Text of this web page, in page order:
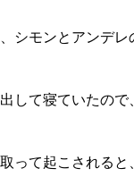
シモンとアンデ
して寝ていたの
って起こされると